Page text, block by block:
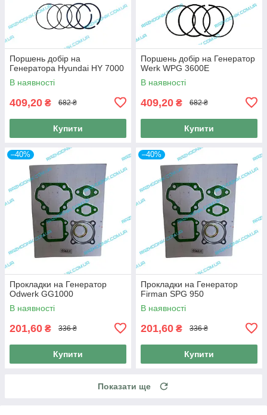
Поршень добір на
Генератора Hyundai HY 7000
В наявності
409,20 ₴ 682 ₴
Купити
Поршень добір на Генератор
Werk WPG 3600E
В наявності
409,20 ₴ 682 ₴
Купити
–40%
Прокладки на Генератор
Odwerk GG1000
В наявності
201,60 ₴ 336 ₴
Купити
–40%
Прокладки на Генератор
Firman SPG 950
В наявності
201,60 ₴ 336 ₴
Купити
Показати ще